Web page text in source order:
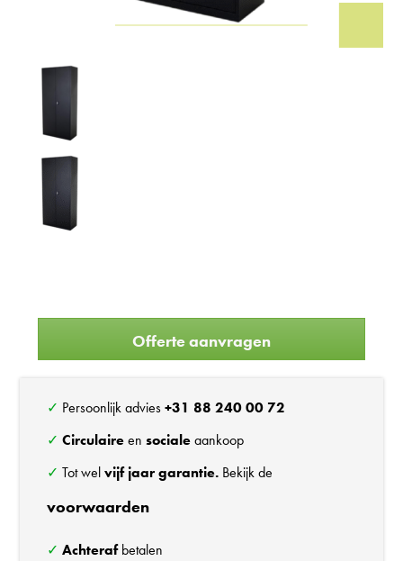
Offerte aanvragen
✓ Persoonlijk advies+31 88 240 00 72
✓Circulaireensocialeaankoop
✓ Tot welvijf jaar garantie. Bekijk de
voorwaarden
✓Achterafbetalen